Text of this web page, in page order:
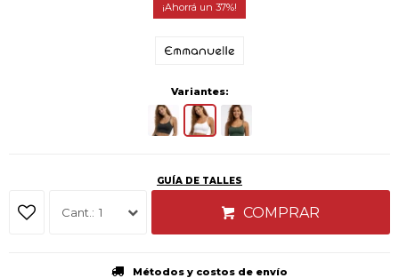
37
Variantes:
GUÍA DE TALLES
1 COMPRAR
Métodos y costos de envío